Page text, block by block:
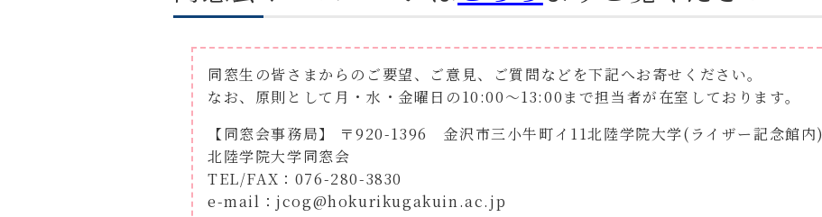
同窓生の皆さまからのご要望、ご意見、ご質問などを下記へお寄せください。
なお、原則として月・水・金曜日の10:00～13:00まで担当者が在室しております。
【同窓会事務局】 〒920-1396 金沢市三小牛町イ11北陸学院大学(ライザー記念館内)
北陸学院大学同窓会
TEL/FAX：076-280-3830
e-mail：jcog@hokurikugakuin.ac.jp